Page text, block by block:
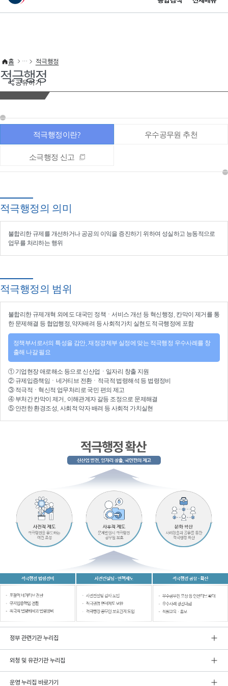
이 누리집은 대한민국 공식 전자정부 누리집입니다.
공유하기
홈 적극행정
적극행정
적극행정이란? 우수공무원 추천
소극행정 신고
적극행정의 의미
불합리한 규제를 개선하거나 공공의 이익을 증진하기 위하여 성실하고 능동적으로
업무를 처리하는 행위
적극행정의 범위
불합리한 규제개혁 외에도 대국민 정책ㆍ서비스 개선 등 혁신행정 , 칸막이 제거를 통
한 문제해결 등 협업행정 ,약자배려 등사회적가치 실현 도 적극행정에 포함
정책부서로서의 특성을 감안, 재정경제부 실정에 맞는 적극행정 우수사례를 창
출해 나갈 필요
① 기업현장 애로해소 등으로 신산업 ㆍ 일자리 창출 지원
② 규제입증책임 ㆍ 네거티브 전환ㆍ적극적 법령해석 등 법령정비
③ 적극적 ㆍ 혁신적 업무처리 로 국민 편의 제고
④ 부처간 칸막이 제거, 이해관계자 갈등 조정으로 문제해결
⑤ 안전한 환경조성, 사회적 약자 배려 등 사회적 가치실현
정부 관련기관 누리집
외청 및 유관기관 누리집
운영 누리집 바로가기